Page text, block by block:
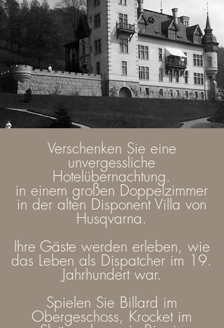
Verschenken Sie eine
unvergessliche
Hotelübernachtung.
in einem großen Doppelzimmer
in der alten Disponent Villa von
Husqvarna.
Ihre Gäste werden erleben, wie
das Leben als Dispatcher im 19.
Jahrhundert war.
Spielen Sie Billard im
Obergeschoss, Krocket im